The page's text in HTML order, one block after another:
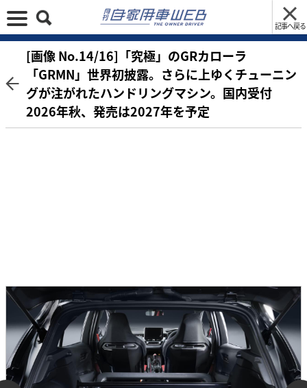
記事へ戻る
[画像 No.14/16]「究極」のGRカローラ
「GRMN」世界初披露。さらに上ゆくチューニン
グが注がれたハンドリングマシン。国内受付
2026年秋、発売は2027年を予定